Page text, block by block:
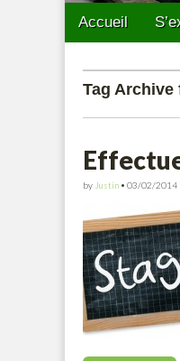
Main menu
Skip to content
Accueil
Tag Archive
by Justin • 03/02/2014